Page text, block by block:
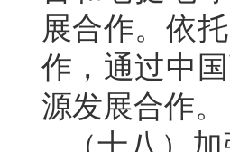
展合作。依
作，通过中
源发展合作。
（十八）